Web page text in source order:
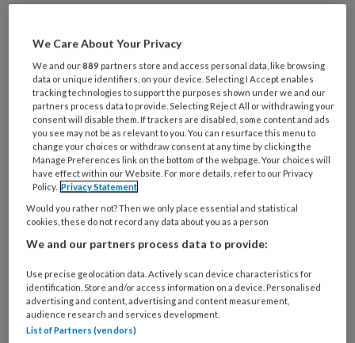
kracht dat de podotherapeut
hoofdaannemer werd in de
diabetische voetzorg buiten de keten
en de pedicure onderaannemer. Hoe
kijken de brancheorganisaties naar de
samenwerking in de diabetische
voetzorg? ProVoet-
beleidsmedewerker Marry van Baren
en NVvP-bestuurslid Michel
We Care About Your Privacy
We and our889 partners store and access personal data, like browsing
data or unique identifiers, on your device. Selecting I Accept enables
tracking technologies to support the purposes shown under we and our
partners process data to provide. Selecting Reject All or withdrawing your
consent will disable them. If trackers are disabled, some content and ads
you see may not be as relevant to you. You can resurface this menu to
change your choices or withdraw consent at any time by clicking the
Manage Preferences link on the bottom of the webpage. Your choices will
have effect within our Website. For more details, refer to our Privacy
Policy. Privacy Statement
Would you rather not? Then we only place essential and statistical
cookies, these do not record any data about you as a person
We and our partners process data to provide:
Use precise geolocation data. Actively scan device characteristics for
identification. Store and/or access information on a device. Personalised
advertising and content, advertising and content measurement,
audience research and services development.
List of Partners (vendors)